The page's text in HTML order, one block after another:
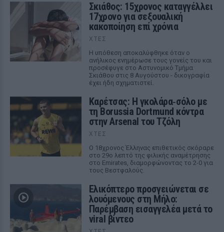
Σκιάθος: 15χρονος καταγγέλλει
17χρονο για σεξουαλική
κακοποίηση επί χρόνια
ΧΤΕΣ
Η υπόθεση αποκαλύφθηκε όταν ο
ανήλικος ενημέρωσε τους γονείς του και
προσέφυγε στο Αστυνομικό Τμήμα
Σκιάθου στις 8 Αυγούστου - δικογραφία
έχει ήδη σχηματιστεί.
Καρέτσας: Η γκολάρα‑σόλο με
τη Borussia Dortmund κόντρα
στην Arsenal του Τζόλη
ΧΤΕΣ
Ο 18χρονος Έλληνας επιθετικός σκόραρε
στο 29ο λεπτό της φιλικής αναμέτρησης
στο Emirates, διαμορφώνοντας το 2-0 για
τους Βεστφαλούς.
Ελικόπτερο προσγειώνεται σε
λουόμενους στη Μήλο:
Παρέμβαση εισαγγελέα μετά το
viral βίντεο